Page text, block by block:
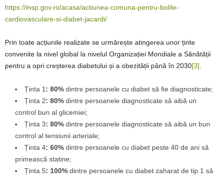
https://insp.gov.ro/acasa/actiunea-comuna-pentru-bolile-
cardiovasculare-si-diabet-jacardi/
Prin toate acțiunile realizate se urmărește atingerea unor ținte
convenite la nivel global la nivelul Organizației Mondiale a Sănătății
pentru a opri creșterea diabetului și a obezității până în 2030[3]
Ținta 1 : 80% dintre persoanele cu diabet să fie diagnosticate;
Ținta 2: 80% dintre persoanele diagnosticate să aibă un
control bun al glicemiei;
Ținta 3: 80% dintre persoanele diagnosticate să aibă un bun
control al tensiunii arteriale;
Ținta 4: 60% dintre persoanele cu diabet peste 40 de ani să
primească statine;
Ținta 5: 100% dintre persoanele cu diabet zaharat de tip 1 să